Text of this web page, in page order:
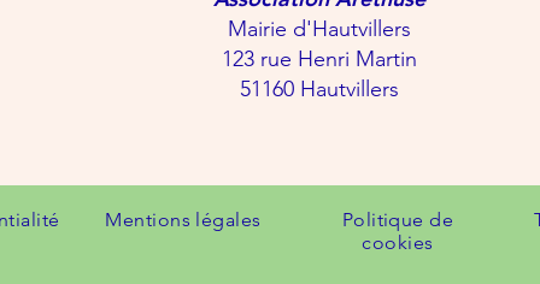
Mairie d'Hautvillers
123 rue Henri Martin
51160 Hautvillers
Mentions légales
Politique de
cookies